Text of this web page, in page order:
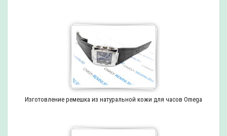
Изготовление ремешка из натуральной кожи для часов Omega